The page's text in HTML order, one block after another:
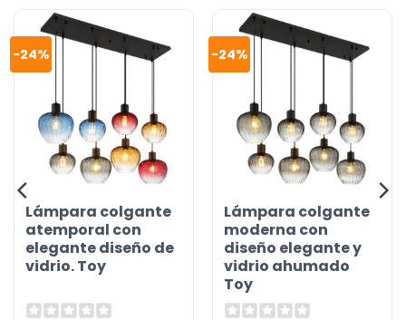
-24%
Lámpara colgante
atemporal con
elegante diseño de
vidrio. Toy
-24%
Lámpara colgante
moderna con
diseño elegante y
vidrio ahumado
Toy